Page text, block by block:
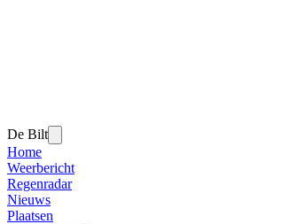
De Bilt
Home
Weerbericht
Regenradar
Nieuws
Plaatsen